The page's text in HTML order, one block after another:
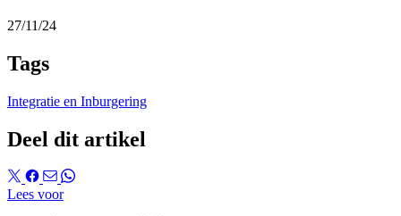
27/11/24
Tags
Integratie en Inburgering
Deel dit artikel
Lees voor